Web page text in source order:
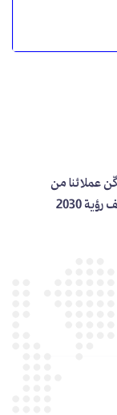
عملائنا من
2030